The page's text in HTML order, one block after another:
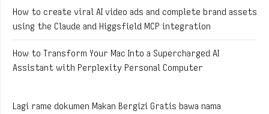
How to create viral AI video ads and complete brand assets
using the Claude and Higgsfield MCP integration
How to Transform Your Mac Into a Supercharged AI
Assistant with Perplexity Personal Computer
Lagi rame dokumen Makan Bergizi Gratis bawa nama